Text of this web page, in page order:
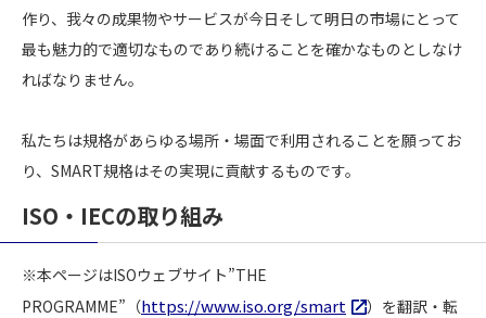
作り、我々の成果物やサービスが今日そして明日の市場にとって
最も魅力的で適切なものであり続けることを確かなものとしなけ
ればなりません。
私たちは規格があらゆる場所・場面で利用されることを願ってお
り、SMART規格はその実現に貢献するものです。
ISO・IECの取り組み
※本ページはISOウェブサイト”THE
PROGRAMME”（https://www.iso.org/smart
）を翻訳・転